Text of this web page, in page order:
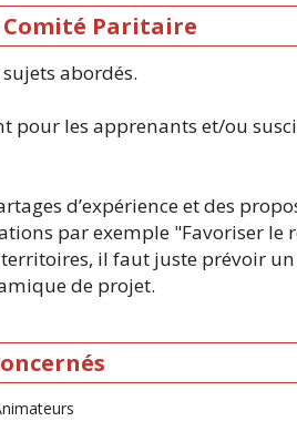
Paritaire
abordés.
les apprenants et/ou
d’expérience et des
par exemple "Favoriser
il faut juste prévoir
de projet.